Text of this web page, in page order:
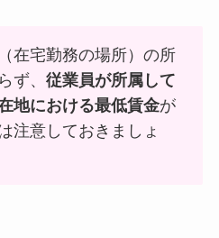
在宅勤務の場所）の所
ず、従業員が所属して
地における最低賃金が
注意しておきましょ